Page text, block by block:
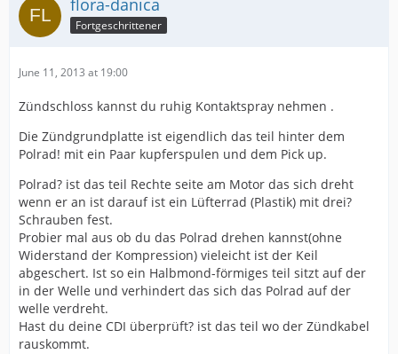
flora-danica
Fortgeschrittener
June 11, 2013 at 19:00
Zündschloss kannst du ruhig Kontaktspray nehmen .
Die Zündgrundplatte ist eigendlich das teil hinter dem
Polrad! mit ein Paar kupferspulen und dem Pick up.
Polrad? ist das teil Rechte seite am Motor das sich dreht
wenn er an ist darauf ist ein Lüfterrad (Plastik) mit drei?
Schrauben fest.
Probier mal aus ob du das Polrad drehen kannst(ohne
Widerstand der Kompression) vieleicht ist der Keil
abgeschert. Ist so ein Halbmond-förmiges teil sitzt auf der
in der Welle und verhindert das sich das Polrad auf der
welle verdreht.
Hast du deine CDI überprüft? ist das teil wo der Zündkabel
rauskommt.